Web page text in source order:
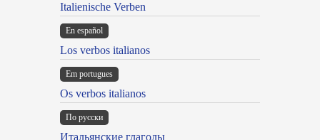
Italienische Verben
En español
Los verbos italianos
Em portugues
Os verbos italianos
По русски
Итальянские глаголы